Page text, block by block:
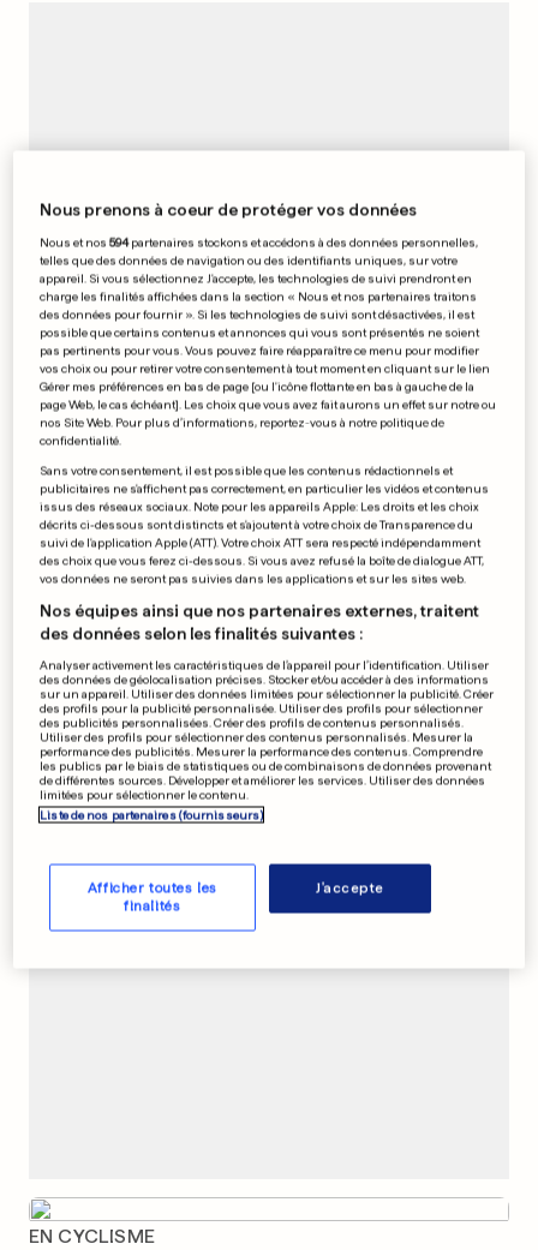
FAILLE DE SÉCURITÉ
Cacher sa liste d'amis
Facebook ne sert à rien
0 0
MANIFESTATION DES FEMEN
«Se toucher maintenant,
sucer Poutine demain»
0
FAITS DIVERS À CONSDORF
Un blessé désincarcéré
après un accident
0 0
PUBLICITÉ
EN CYCLISME
Nous prenons à coeur de protéger vos données
Nous et nos594partenaires stockons et accédons à des données personnelles,
telles que des données de navigation ou des identifiants uniques, sur votre
appareil. Si vous sélectionnez J'accepte, les technologies de suivi prendront en
charge les finalités affichées dans la section « Nous et nos partenaires traitons
des données pour fournir ». Si les technologies de suivi sont désactivées, il est
possible que certains contenus et annonces qui vous sont présentés ne soient
pas pertinents pour vous. Vous pouvez faire réapparaître ce menu pour modifier
vos choix ou pour retirer votre consentement à tout moment en cliquant sur le lien
Gérer mes préférences en bas de page [ou l'icône flottante en bas à gauche de la
page Web, le cas échéant]. Les choix que vous avez fait aurons un effet sur notre ou
nos Site Web. Pour plus d’informations, reportez-vous à notre politique de
confidentialité.
Sans votre consentement, il est possible que les contenus rédactionnels et
publicitaires ne s'affichent pas correctement, en particulier les vidéos et contenus
issus des réseaux sociaux. Note pour les appareils Apple: Les droits et les choix
décrits ci-dessous sont distincts et s'ajoutent à votre choix de Transparence du
suivi de l'application Apple (ATT). Votre choix ATT sera respecté indépendamment
des choix que vous ferez ci-dessous. Si vous avez refusé la boîte de dialogue ATT,
vos données ne seront pas suivies dans les applications et sur les sites web.
Nos équipes ainsi que nos partenaires externes, traitent
des données selon les finalités suivantes :
Analyser activement les caractéristiques de l’appareil pour l’identification. Utiliser
des données de géolocalisation précises. Stocker et/ou accéder à des informations
sur un appareil. Utiliser des données limitées pour sélectionner la publicité. Créer
des profils pour la publicité personnalisée. Utiliser des profils pour sélectionner
des publicités personnalisées. Créer des profils de contenus personnalisés.
Utiliser des profils pour sélectionner des contenus personnalisés. Mesurer la
performance des publicités. Mesurer la performance des contenus. Comprendre
les publics par le biais de statistiques ou de combinaisons de données provenant
de différentes sources. Développer et améliorer les services. Utiliser des données
limitées pour sélectionner le contenu.
Liste de nos partenaires (fournisseurs)
Afficher toutes les
finalités
J'accepte